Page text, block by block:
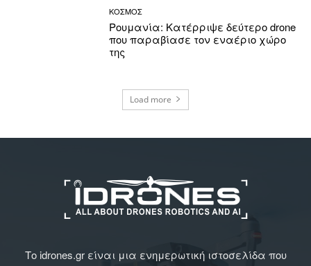
ΚΟΣΜΟΣ
Ρουμανία: Κατέρριψε δεύτερο drone
που παραβίασε τον εναέριο χώρο
της
Load more
Το idrones.gr είναι μια ενημερωτική ιστοσελίδα που